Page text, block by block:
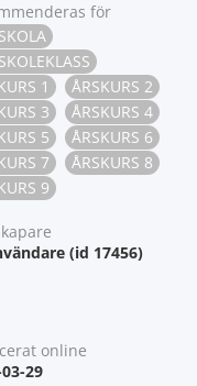
för
1
ÅRSKURS 2
3
ÅRSKURS 4
5
ÅRSKURS 6
7
ÅRSKURS 8
9
(id 17456)
online
29